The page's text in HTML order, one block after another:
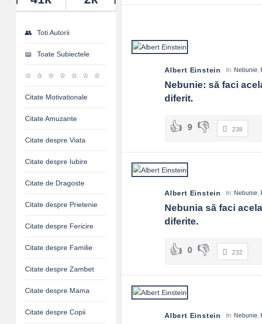
Albert Einstein In: Nebunie,
Nebunie: să faci
diferit.
9 238
Albert Einstein In: Nebunie
Nebunia să faci
diferite.
0 232
Albert Einstein In: Nebunie,
Toti Autorii
Toate Subiectele
Citate Motivationale
Citate Amuzante
Citate despre Viata
Citate despre Iubire
Citate de Dragoste
Citate despre Prietenie
Citate despre Fericire
Citate despre Familie
Citate despre Zambet
Citate despre Mama
Citate despre Copii